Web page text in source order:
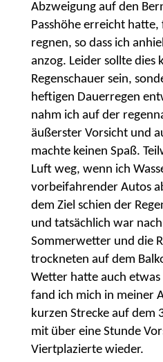
Abzweigung auf den
Passhöhe erreicht
regnen, so dass ich
anzog. Leider sollte dies
Regenschauer sein,
heftigen Dauerregen
nahm ich auf der
äußerster Vorsicht und
machte keinen Spaß.
Luft weg, wenn ich
vorbeifahrender Autos
dem Ziel schien der
und tatsächlich war
Sommerwetter und die
trockneten auf dem
Wetter hatte auch
fand ich mich in meiner
kurzen Strecke auf dem
mit über eine Stunde
Viertplazierte wieder.